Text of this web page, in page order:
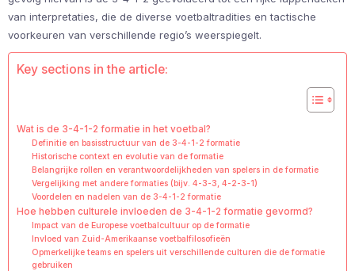
van interpretaties, die de diverse voetbaltradities en tactische
voorkeuren van verschillende regio’s weerspiegelt.
Key sections in the article:
Wat is de 3-4-1-2 formatie in het voetbal?
Definitie en basisstructuur van de 3-4-1-2 formatie
Historische context en evolutie van de formatie
Belangrijke rollen en verantwoordelijkheden van spelers in de formatie
Vergelijking met andere formaties (bijv. 4-3-3, 4-2-3-1)
Voordelen en nadelen van de 3-4-1-2 formatie
Hoe hebben culturele invloeden de 3-4-1-2 formatie gevormd?
Impact van de Europese voetbalcultuur op de formatie
Invloed van Zuid-Amerikaanse voetbalfilosofieën
Opmerkelijke teams en spelers uit verschillende culturen die de formatie
gebruiken